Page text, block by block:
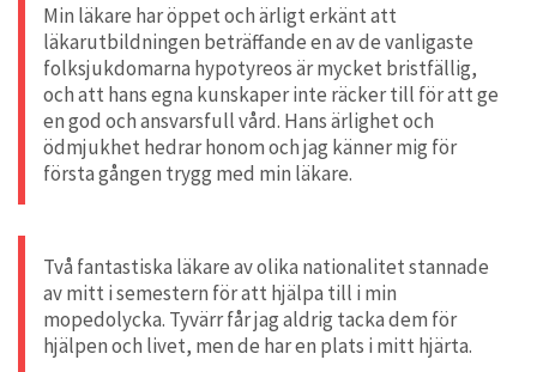
Min läkare har öppet och ärligt erkänt att
läkarutbildningen beträffande en av de vanligaste
folksjukdomarna hypotyreos är mycket bristfällig,
och att hans egna kunskaper inte räcker till för att ge
en god och ansvarsfull vård. Hans ärlighet och
ödmjukhet hedrar honom och jag känner mig för
första gången trygg med min läkare.
Två fantastiska läkare av olika nationalitet stannade
av mitt i semestern för att hjälpa till i min
mopedolycka. Tyvärr får jag aldrig tacka dem för
hjälpen och livet, men de har en plats i mitt hjärta.